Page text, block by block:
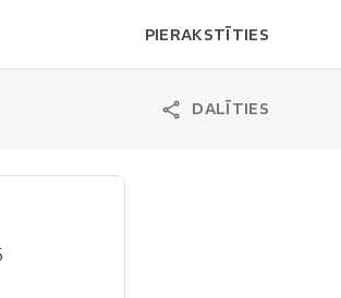
PIERAKSTĪTIES
DALĪTIES